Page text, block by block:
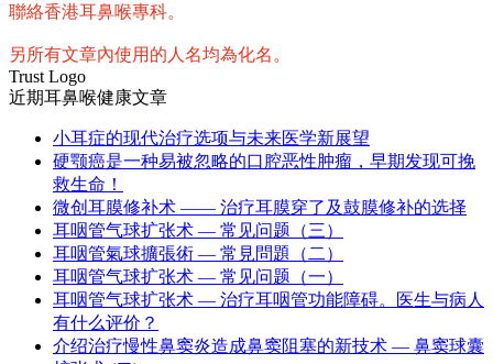
聯絡香港耳鼻喉專科。
另所有文章內使用的人名均為化名。
Trust Logo
近期耳鼻喉健康文章
小耳症的现代治疗选项与未来医学新展望
硬颚癌是一种易被忽略的口腔恶性肿瘤，早期发现可挽
救生命！
微创耳膜修补术 —— 治疗耳膜穿了及鼓膜修补的选择
耳咽管气球扩张术 — 常见问题（三）
耳咽管氣球擴張術 — 常見問題（二）
耳咽管气球扩张术 — 常见问题（一）
耳咽管气球扩张术 — 治疗耳咽管功能障碍。医生与病人
有什么评价？
介绍治疗慢性鼻窦炎造成鼻窦阻塞的新技术 — 鼻窦球囊